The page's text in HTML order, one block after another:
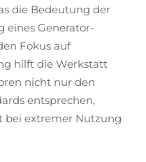
die Bedeutung der
eines Generator-
Fokus auf
hilft die Werkstatt
nicht nur den
entsprechen,
bei extremer Nutzung